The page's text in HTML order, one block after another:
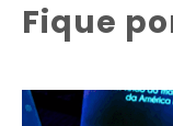
Fique